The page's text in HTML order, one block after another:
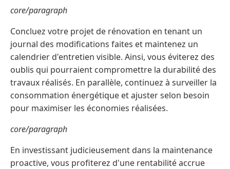
core/paragraph
Concluez votre projet de rénovation en tenant un
journal des modifications faites et maintenez un
calendrier d'entretien visible. Ainsi, vous éviterez des
oublis qui pourraient compromettre la durabilité des
travaux réalisés. En parallèle, continuez à surveiller la
consommation énergétique et ajuster selon besoin
pour maximiser les économies réalisées.
core/paragraph
En investissant judicieusement dans la maintenance
proactive, vous profiterez d'une rentabilité accrue